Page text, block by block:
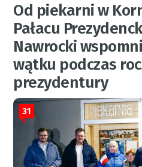
Od piekarni w
Pałacu
Nawrocki
wątku podczas
prezydentury
31